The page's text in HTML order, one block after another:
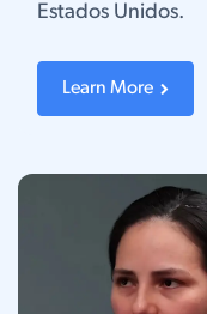
Estados Unidos.
Learn More